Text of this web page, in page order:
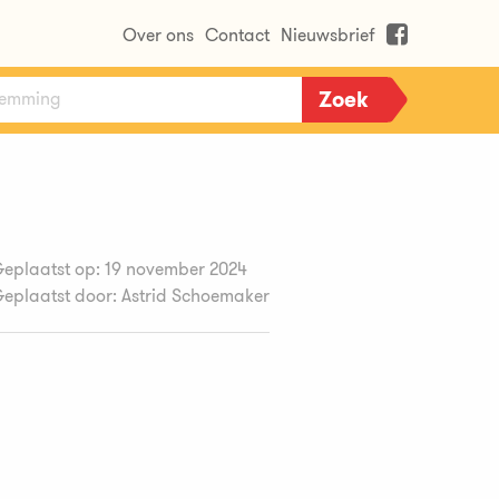
Over ons Contact Nieuwsbrief
op: 19 november 2024
door: Astrid Schoemaker